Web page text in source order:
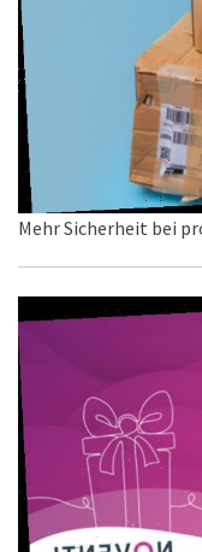
Mehr Sicherheit bei